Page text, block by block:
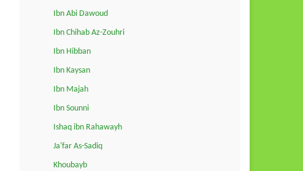
Ibn Abi Dawoud
Ibn Chihab Az-Zouhri
Ibn Hibban
Ibn Kaysan
Ibn Majah
Ibn Sounni
Ishaq ibn Rahawayh
Ja'far As-Sadiq
Khoubayb